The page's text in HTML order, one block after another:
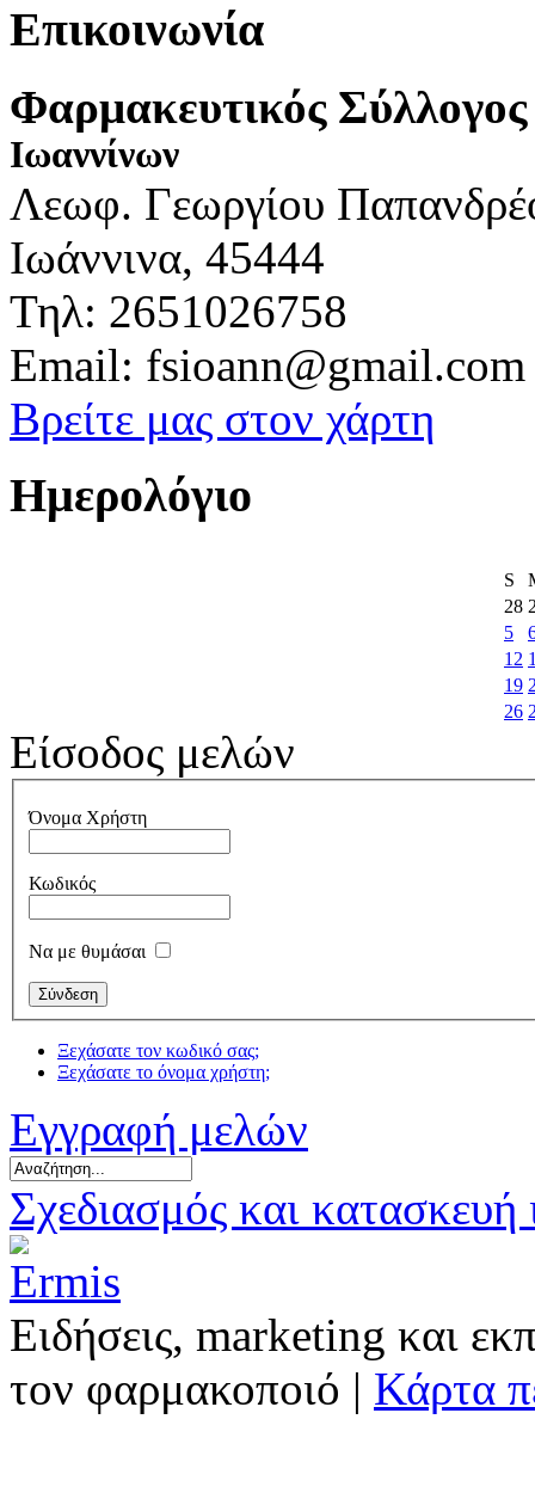
Επικοινωνία
Φαρμακευτικός Σύλλογος
Ιωαννίνων
Λεωφ. Γεωργίου
Ιωάννινα, 45444
Τηλ: 2651026758
Email: fsioann@gmail.com
Βρείτε μας στον χάρτη
Ημερολόγιο
S
28
5
12
19
26
Είσοδος μελών
Όνομα Χρήστη
Κωδικός
Να με θυμάσαι
Ξεχάσατε τον κωδικό σας;
Ξεχάσατε το όνομα χρήστη;
Εγγραφή μελών
Σχεδιασμός και
Ειδήσεις, marketing και
τον φαρμακοποιό | Κάρτα